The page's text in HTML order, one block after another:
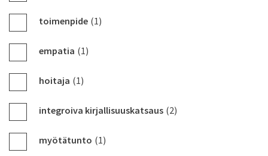
toimenpide (1)
empatia (1)
hoitaja (1)
integroiva kirjallisuuskatsaus (2)
myötätunto (1)